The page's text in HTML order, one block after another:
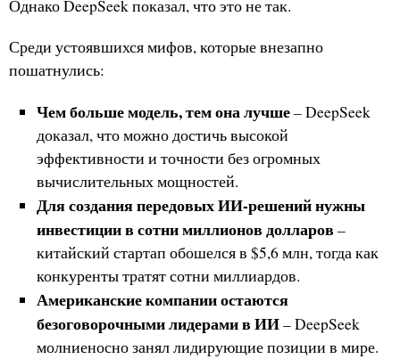
Однако DeepSeek показал, что это не так.
Среди устоявшихся мифов, которые внезапно
пошатнулись:
Чем больше модель, тем она лучше– DeepSeek
доказал, что можно достичь высокой
эффективности и точности без огромных
вычислительных мощностей.
Для создания передовых ИИ-решений нужны
инвестиции в сотни миллионов долларов–
китайский стартап обошелся в $5,6 млн, тогда как
конкуренты тратят сотни миллиардов.
Американские компании остаются
безоговорочными лидерами в ИИ– DeepSeek
молниеносно занял лидирующие позиции в мире.